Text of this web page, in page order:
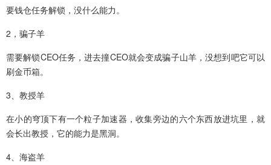
要钱仓任务解锁，没什么能力。
2，骗子羊
需要解锁CEO任务，进去撞CEO就会变成骗子山羊，没想到吧它可以
刷金币箱。
3、教授羊
在小的穹顶下有一个粒子加速器，收集旁边的六个东西放进坑里，就
会长出教授，它的能力是黑洞。
4、海盗羊